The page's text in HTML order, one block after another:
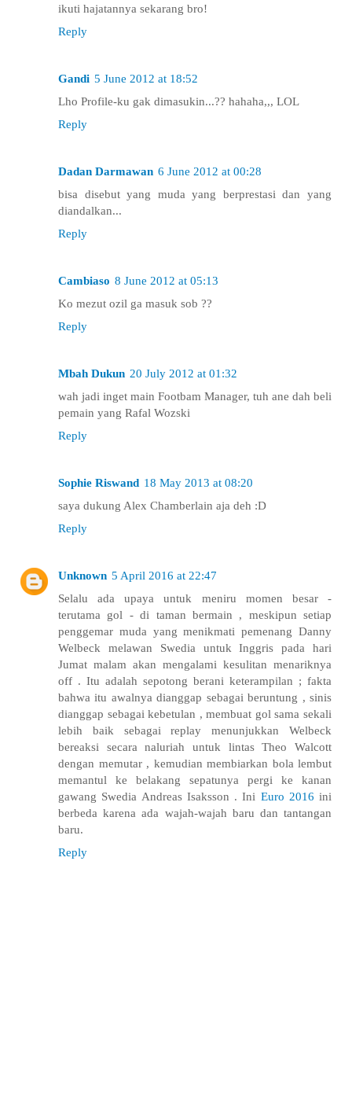
ikuti hajatannya sekarang bro!
Reply
Gandi 5 June 2012 at 18:52
Lho Profile-ku gak dimasukin...?? hahaha,,, LOL
Reply
Dadan Darmawan 6 June 2012 at 00:28
bisa disebut yang muda yang berprestasi dan yang
diandalkan...
Reply
Cambiaso 8 June 2012 at 05:13
Ko mezut ozil ga masuk sob ??
Reply
Mbah Dukun 20 July 2012 at 01:32
wah jadi inget main Footbam Manager, tuh ane dah beli
pemain yang Rafal Wozski
Reply
Sophie Riswand 18 May 2013 at 08:20
saya dukung Alex Chamberlain aja deh :D
Reply
Unknown 5 April 2016 at 22:47
Selalu ada upaya untuk meniru momen besar -
terutama gol - di taman bermain , meskipun setiap
penggemar muda yang menikmati pemenang Danny
Welbeck melawan Swedia untuk Inggris pada hari
Jumat malam akan mengalami kesulitan menariknya
off . Itu adalah sepotong berani keterampilan ; fakta
bahwa itu awalnya dianggap sebagai beruntung , sinis
dianggap sebagai kebetulan , membuat gol sama sekali
lebih baik sebagai replay menunjukkan Welbeck
bereaksi secara naluriah untuk lintas Theo Walcott
dengan memutar , kemudian membiarkan bola lembut
memantul ke belakang sepatunya pergi ke kanan
gawang Swedia Andreas Isaksson . Ini Euro 2016 ini
berbeda karena ada wajah-wajah baru dan tantangan
baru.
Reply